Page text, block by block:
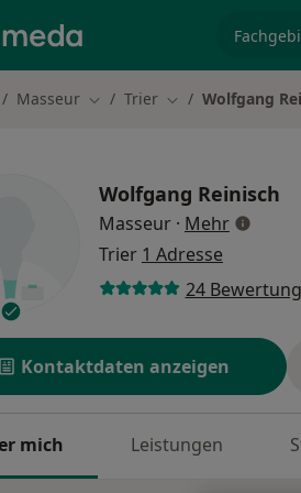
Masseur Stadt ändern
Trier Stadt ändern
Wolfgang
Wolfgang Reinisch
Masseur · Mehrüber
Trier 1 Adresse
24
Kontaktdaten anzeigen
mich Leistungen